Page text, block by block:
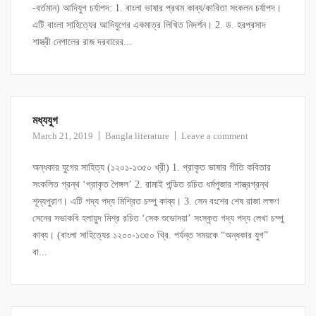
-বর্তমান) আদিযুগ চর্যাপদ: 1. বাংলা ভাষার প্রথম কাব্য/কাবিতা সংকলন চর্যাপদ।
এটি বাংলা সাহিত্যের আদিযুগের একমাত্র লিখিত নিদর্শন। 2. ড. হরপ্রসাদ
শাস্ত্রী নেপালের রাজ দরবারের...
মধ্যযুগ
March 21, 2019 Bangla literature Leave a comment
অন্ধকার যুগের সাহিত্য (১২০১-১৩৫০ খ্রী) 1. প্রাকৃত ভাষার গীতি কবিতার
সংকলিত গ্রন্থ ‘প্রাকৃত পৈঙ্গল’ 2. রামাই পন্ডিত রচিত ধর্মপুজার শাস্ত্রগ্রন্থ
শূন্যপুরাণ। এটি গদ্য পদ্য মিশ্রিত চম্পু কাব্য। 3. সেন বংশের শেষ রাজা লক্ষণ
সেনের সভাকবি হলায়ুদ মিশ্র রচিত ‘সেক শুভোদয়া’ সংস্কৃত গদ্য পদ্য লেখা চম্পু
কাব্য। (বাংলা সাহিত্যের ১২০০-১৩৫০ খ্রি. পর্যন্ত সময়কে “অন্ধকার যুগ”
বা...